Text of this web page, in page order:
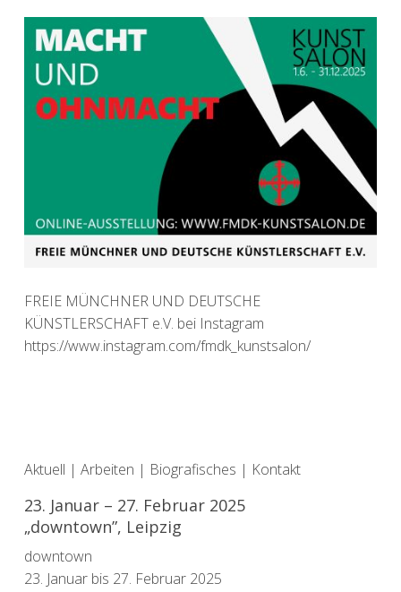
FREIE MÜNCHNER UND DEUTSCHE
KÜNSTLERSCHAFT e.V. bei Instagram
https://www.instagram.com/fmdk_kunstsalon/
Aktuell | Arbeiten | Biografisches | Kontakt
23. Januar – 27. Februar 2025
„downtown”, Leipzig
downtown
23. Januar bis 27. Februar 2025